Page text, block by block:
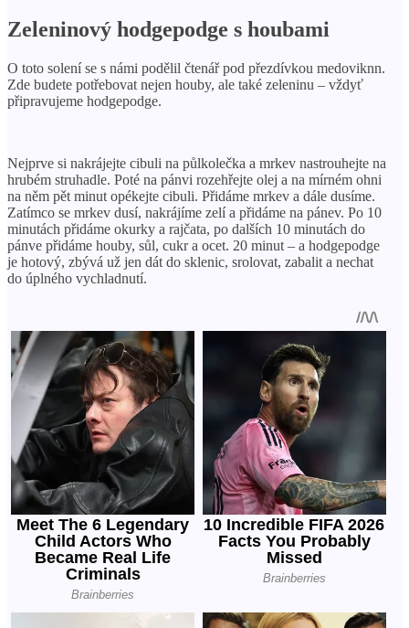
Zeleninový hodgepodge s houbami
O toto solení se s námi podělil čtenář pod přezdívkou medoviknn.
Zde budete potřebovat nejen houby, ale také zeleninu – vždyť
připravujeme hodgepodge.
Nejprve si nakrájejte cibuli na půlkolečka a mrkev nastrouhejte na
hrubém struhadle. Poté na pánvi rozehřejte olej a na mírném ohni
na něm pět minut opékejte cibuli. Přidáme mrkev a dále dusíme.
Zatímco se mrkev dusí, nakrájíme zelí a přidáme na pánev. Po 10
minutách přidáme okurky a rajčata, po dalších 10 minutách do
pánve přidáme houby, sůl, cukr a ocet. 20 minut – a hodgepodge
je hotový, zbývá už jen dát do sklenic, srolovat, zabalit a nechat
do úplného vychladnutí.